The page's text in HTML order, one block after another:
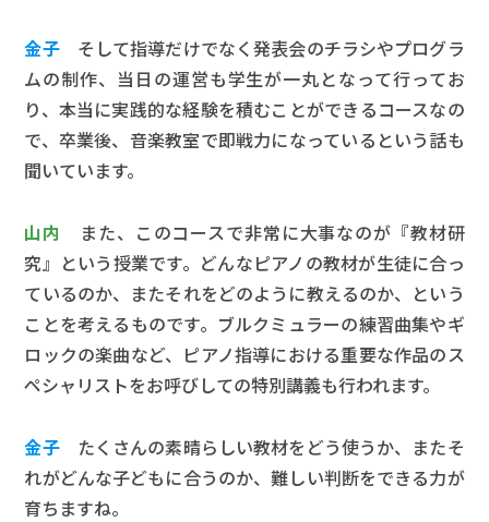
金子そして指導だけでなく発表会のチラシやプログラ
ムの制作、当日の運営も学生が一丸となって行ってお
り、本当に実践的な経験を積むことができるコースなの
で、卒業後、音楽教室で即戦力になっているという話も
聞いています。
山内
また、このコースで非常に大事なのが『教材研
究』という授業です。どんなピアノの教材が生徒に合っ
ているのか、またそれをどのように教えるのか、という
ことを考えるものです。ブルクミュラーの練習曲集やギ
ロックの楽曲など、ピアノ指導における重要な作品のス
ペシャリストをお呼びしての特別講義も行われます。
金子たくさんの素晴らしい教材をどう使うか、またそ
れがどんな子どもに合うのか、難しい判断をできる力が
育ちますね。